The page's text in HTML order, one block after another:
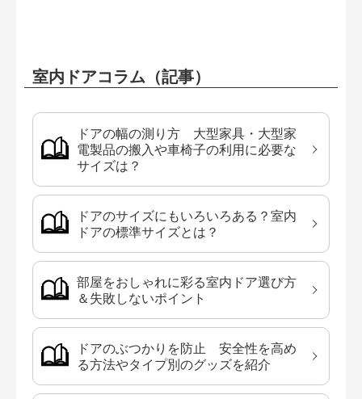
室内ドアコラム（記事）
ドアの幅の測り方 大型家具・大型家
電製品の搬入や車椅子の利用に必要な
サイズは？
ドアのサイズにもいろいろある？室内
ドアの標準サイズとは？
部屋をおしゃれに彩る室内ドア選び方
＆失敗しないポイント
ドアのぶつかりを防止 安全性を高め
る方法やタイプ別のグッズを紹介